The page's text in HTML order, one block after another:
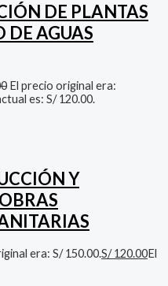
DE PLANTAS
DE AGUAS
El precio original era:
es: S/ 120.00.
Y
era: S/ 150.00.S/120.00El